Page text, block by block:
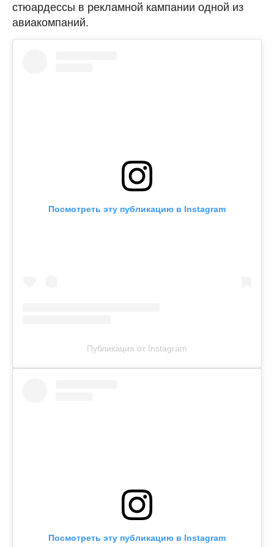
стюардессы в рекламной кампании одной из
авиакомпаний.
Посмотреть эту публикацию в Instagram
Публикация от Instagram
Посмотреть эту публикацию в Instagram